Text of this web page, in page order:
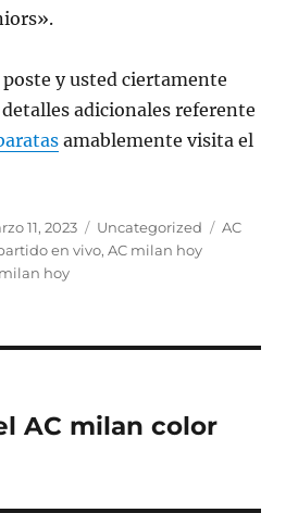
poste y usted ciertamente
adicionales referente
amablemente visita el
11, 2023 Categorías
Uncategorized Etiquetas
AC
en vivo,AC milan hoy
hoy
AC milan color